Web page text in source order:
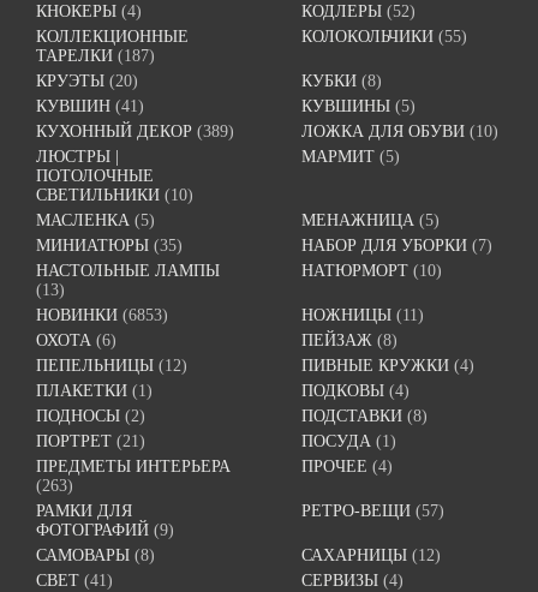
КНОКЕРЫ (4) КОДЛЕРЫ (52)
КОЛЛЕКЦИОННЫЕ
ТАРЕЛКИ (187)
КОЛОКОЛЬЧИКИ (55)
КРУЭТЫ (20) КУБКИ (8)
КУВШИН (41) КУВШИНЫ (5)
КУХОННЫЙ ДЕКОР (389) ЛОЖКА ДЛЯ ОБУВИ (10)
ЛЮСТРЫ |
ПОТОЛОЧНЫЕ
СВЕТИЛЬНИКИ (10)
МАРМИТ (5)
МАСЛЕНКА (5) МЕНАЖНИЦА (5)
МИНИАТЮРЫ (35) НАБОР ДЛЯ УБОРКИ (7)
НАСТОЛЬНЫЕ ЛАМПЫ
(13)
НАТЮРМОРТ (10)
НОВИНКИ (6853) НОЖНИЦЫ (11)
ОХОТА (6) ПЕЙЗАЖ (8)
ПЕПЕЛЬНИЦЫ (12) ПИВНЫЕ КРУЖКИ (4)
ПЛАКЕТКИ (1) ПОДКОВЫ (4)
ПОДНОСЫ (2) ПОДСТАВКИ (8)
ПОРТРЕТ (21) ПОСУДА (1)
ПРЕДМЕТЫ ИНТЕРЬЕРА
(263)
ПРОЧЕЕ (4)
РАМКИ ДЛЯ
ФОТОГРАФИЙ (9)
РЕТРО-ВЕЩИ (57)
САМОВАРЫ (8) САХАРНИЦЫ (12)
СВЕТ (41) СЕРВИЗЫ (4)